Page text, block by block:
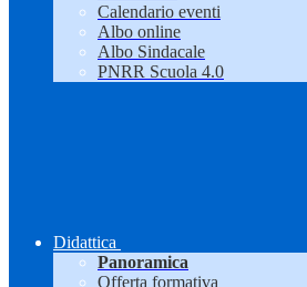
Calendario eventi
Albo online
Albo Sindacale
PNRR Scuola 4.0
Didattica
Panoramica
Offerta formativa